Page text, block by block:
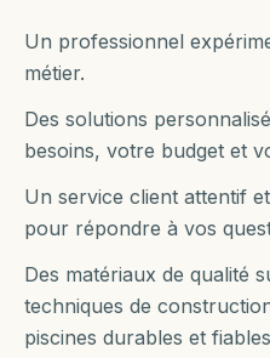
Un professionnel
métier.
Des solutions
besoins, votre budget et
Un service client attentif
pour répondre à vos
Des matériaux de qualité
techniques de
piscines durables et